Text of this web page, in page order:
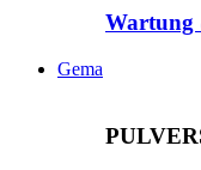
Wartung
Gema